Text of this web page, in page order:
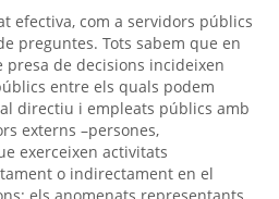
efectiva, com a servidors públics
preguntes. Tots sabem que en
de decisions incideixen
entre els quals podem
directiu i empleats públics amb
externs –persones,
exerceixen activitats
o indirectament en el